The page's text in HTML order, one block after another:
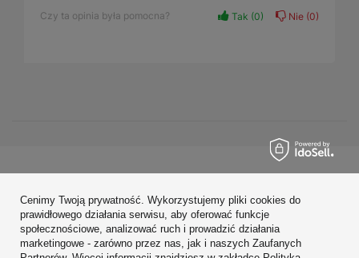
Czy ta opinia była pomocna? Tak 0 Nie 0
Konto
Regulaminy
Cenimy Twoją prywatność. Wykorzystujemy pliki cookies do
prawidłowego działania serwisu, aby oferować funkcje
społecznościowe, analizować ruch i prowadzić działania
marketingowe - zarówno przez nas, jak i naszych Zaufanych